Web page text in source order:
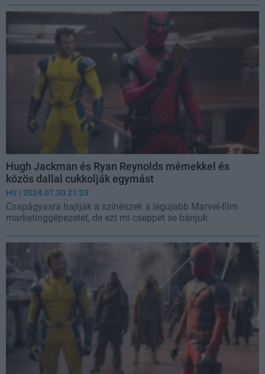
Hugh Jackman és Ryan Reynolds mémekkel és
közös dallal cukkolják egymást
Hír | 2024.07.30 21:23
Csapágyasra hajtják a színészek a legújabb Marvel-film
marketinggépezetét, de ezt mi cseppet se bánjuk.